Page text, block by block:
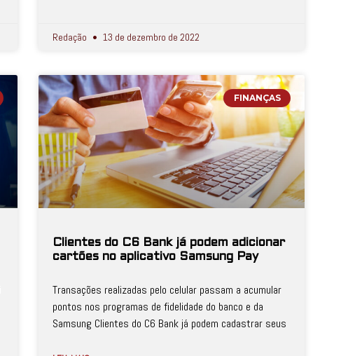
Redação 13 de dezembro de 2022
FINANÇAS
Clientes do C6 Bank já podem adicionar
cartões no aplicativo Samsung Pay
Transações realizadas pelo celular passam a acumular
pontos nos programas de fidelidade do banco e da
Samsung Clientes do C6 Bank já podem cadastrar seus